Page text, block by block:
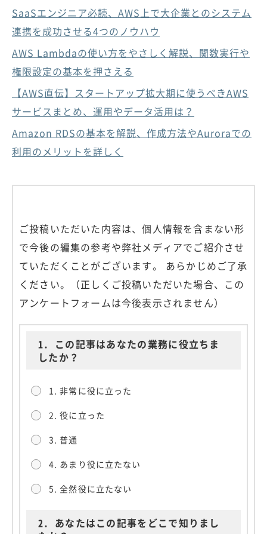
SaaSエンジニア必読、AWS上で大企業とのシステム
連携を成功させる4つのノウハウ
AWS Lambdaの使い方をやさしく解説、関数実行や
権限設定の基本を押さえる
【AWS直伝】スタートアップ拡大期に使うべきAWS
サービスまとめ、運用やデータ活用は？
Amazon RDSの基本を解説、作成方法やAuroraでの
利用のメリットを詳しく
ご投稿いただいた内容は、個人情報を含まない形
で今後の編集の参考や弊社メディアでご紹介させ
ていただくことがございます。 あらかじめご了承
ください。（正しくご投稿いただいた場合、この
アンケートフォームは今後表示されません）
1. この記事はあなたの業務に役立ちま
したか？
1. 非常に役に立った
2. 役に立った
3. 普通
4. あまり役に立たない
5. 全然役に立たない
2. あなたはこの記事をどこで知りまし